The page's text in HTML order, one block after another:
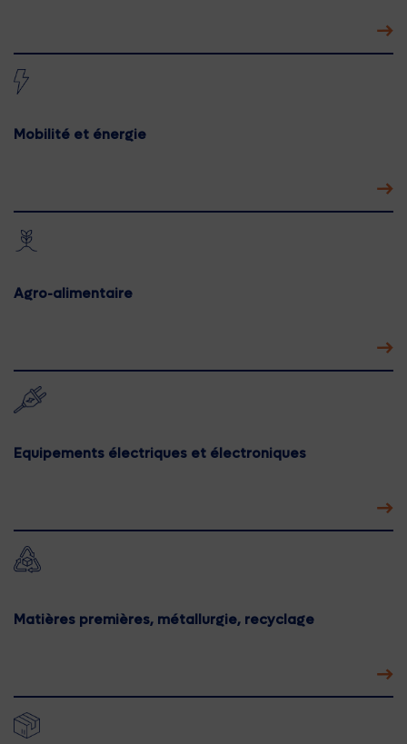
Mobilité et énergie
Agro-alimentaire
Equipements électriques et électroniques
Matières premières, métallurgie, recyclage